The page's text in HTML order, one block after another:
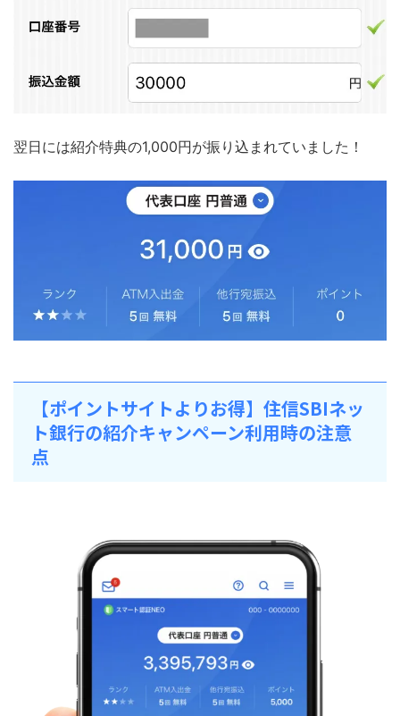
翌日には紹介特典の1,000円が振り込まれていました！
【ポイントサイトよりお得】住信SBIネッ
ト銀行の紹介キャンペーン利用時の注意
点